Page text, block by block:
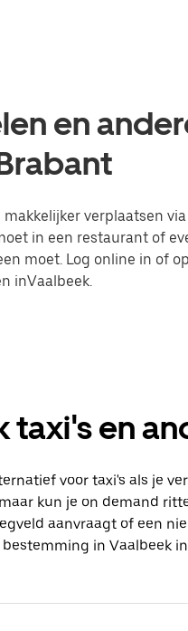
en
makkelijker verplaatsen
in een restaurant of
moet. Log online in of
inVaalbeek.
taxi's en
voor taxi's als je
kun je on demand
aanvraagt of een
in Vaalbeek